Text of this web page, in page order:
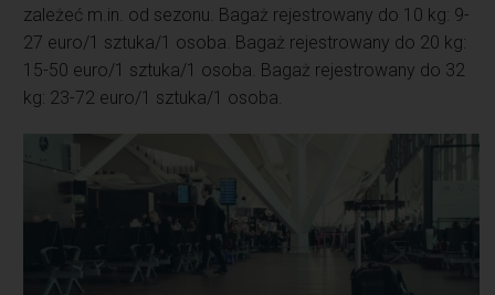
zależeć m.in. od sezonu. Bagaż rejestrowany do 10 kg: 9-
27 euro/1 sztuka/1 osoba. Bagaż rejestrowany do 20 kg:
15-50 euro/1 sztuka/1 osoba. Bagaż rejestrowany do 32
kg: 23-72 euro/1 sztuka/1 osoba.